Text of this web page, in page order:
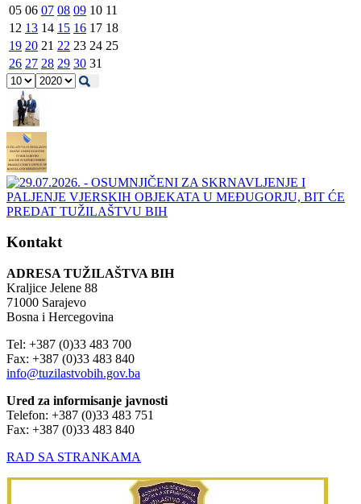
05 06 07 08 09 10 11
12 13 14 15 16 17 18
19 20 21 22 23 24 25
26 27 28 29 30 31
Kontakt
ADRESA TUŽILAŠTVA BIH
Kraljice Jelene 88
71000 Sarajevo
Bosna i Hercegovina
Tel: +387 (0)33 483 700
Fax: +387 (0)33 483 840
info@tuzilastvobih.gov.ba
Ured za informisanje javnosti
Telefon: +387 (0)33 483 751
Fax: +387 (0)33 483 840
RAD SA STRANKAMA